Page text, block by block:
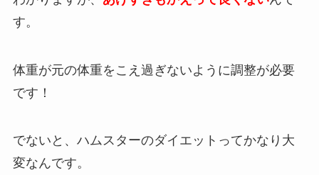
す。
体重が元の体重をこえ過ぎないように調整が必要
です！
でないと、ハムスターのダイエットってかなり大
変なんです。